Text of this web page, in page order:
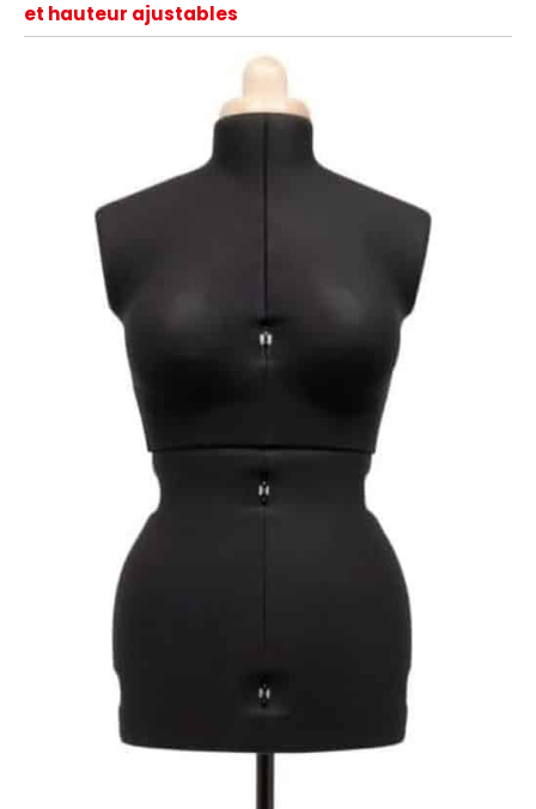
et hauteur ajustables